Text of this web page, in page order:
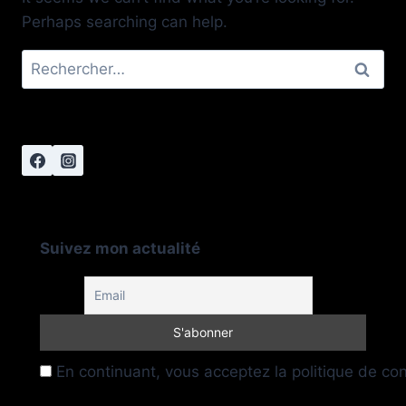
Perhaps searching can help.
Rechercher :
Suivez mon actualité
En continuant, vous acceptez la politique de